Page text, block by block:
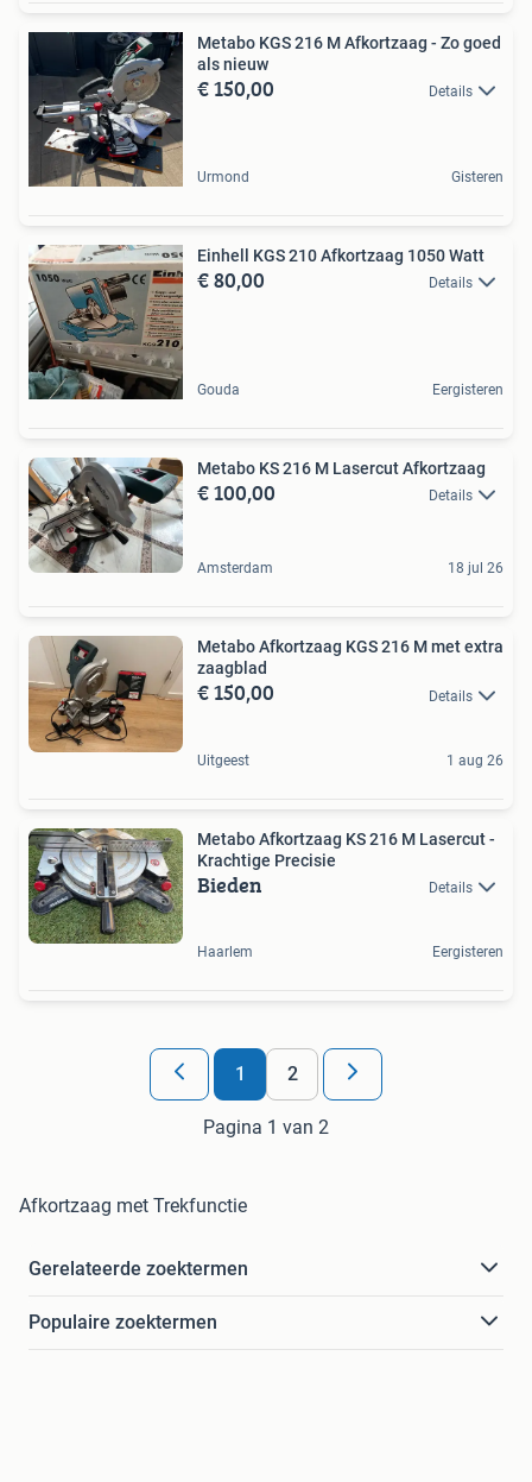
Metabo KGS 216 M Afkortzaag - Zo goed
als nieuw
€ 150,00 Details
Urmond Gisteren
Einhell KGS 210 Afkortzaag 1050 Watt
€ 80,00 Details
Gouda Eergisteren
Metabo KS 216 M Lasercut Afkortzaag
€ 100,00 Details
Amsterdam 18 jul 26
Metabo Afkortzaag KGS 216 M met extra
zaagblad
€ 150,00 Details
Uitgeest 1 aug 26
Metabo Afkortzaag KS 216 M Lasercut -
Krachtige Precisie
Bieden Details
Haarlem Eergisteren
1 2
Pagina 1 van 2
Afkortzaag met Trekfunctie
Gerelateerde zoektermen
Populaire zoektermen